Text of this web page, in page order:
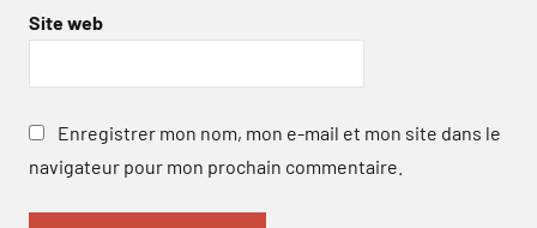
Site web
Enregistrer mon nom, mon e-mail et mon site dans le
navigateur pour mon prochain commentaire.